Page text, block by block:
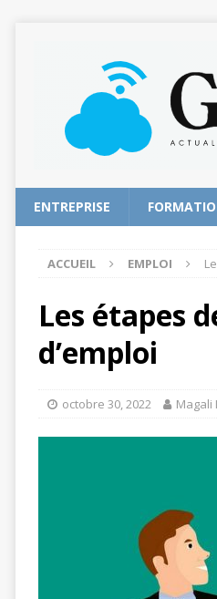
ENTREPRISE
ACCUEIL EMPLOI
Les étapes
d’emploi
octobre 30, 2022 Magali